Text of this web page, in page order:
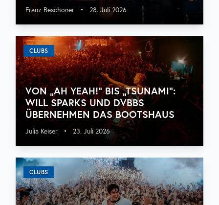
Franz Beschoner • 28. Juli 2026
CLUBS
VON „AH YEAH!“ BIS „TSUNAMI“:
WILL SPARKS UND DVBBS
ÜBERNEHMEN DAS BOOTSHAUS
Julia Keiser • 23. Juli 2026
CLUBS